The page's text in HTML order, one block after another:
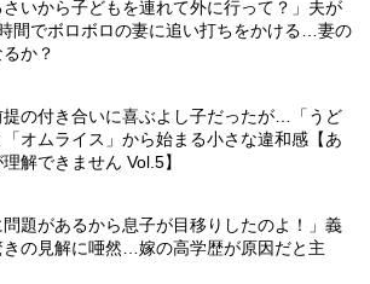
さいから子どもを連れて外に行って？」夫が
間でボロボロの妻に追い打ちをかける…妻の
か？
提の付き合いに喜ぶよし子だったが…「うど
「オムライス」から始まる小さな違和感【あ
解できません Vol.5】
問題があるから息子が目移りしたのよ！」義
きの見解に唖然…嫁の高学歴が原因だと主